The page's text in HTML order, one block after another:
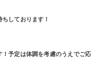
しております！
！予定は体調を考慮のうえでご